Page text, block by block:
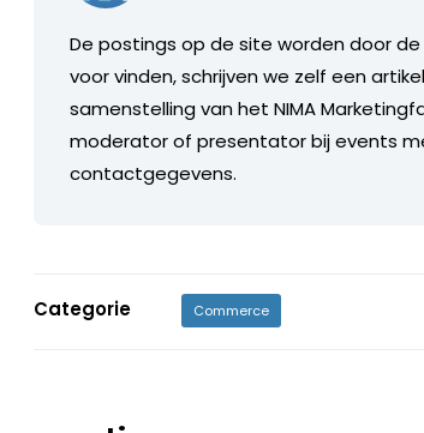
De postings op de site worden door
voor vinden, schrijven we zelf een
samenstelling van het NIMA
moderator of presentator bij events
contactgegevens.
Categorie Commerce